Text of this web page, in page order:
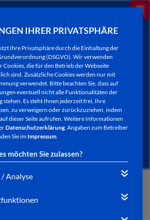
IHRER PRIVATSPHÄRE
Ihre Privatsphäre durch die Einhaltung der
(DSGVO). Wir verwenden
Cookies, die für den Betrieb der Webseite
sind. Zusätzliche Cookies werden nur mit
verwendet. Bitte beachten Sie, dass auf
eventuell nicht alle Funktionalitäten der
stehen. Es steht Ihnen jederzeit frei, Ihre
zu verweigern oder zurückzuziehen, indem
dieser Seite aufrufen. Weitere Informationen
Datenschutzerklärung. Angaben zum Betreiber
Sie im Impressum.
möchten Sie zulassen?
Analyse
/ CITY LETTER